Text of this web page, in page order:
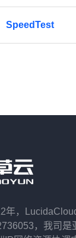
SpeedTest
年，
，我司是